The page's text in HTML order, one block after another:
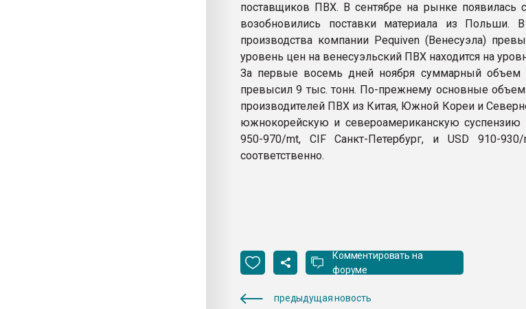
поставщиков ПВХ. В сентябре на рынке появилась
возобновились поставки материала из Польши.
производства компании Pequiven (Венесуэла)
уровень цен на венесуэльский ПВХ находится на
За первые восемь дней ноября суммарный объем
превысил 9 тыс. тонн. По-прежнему основные
производителей ПВХ из Китая, Южной Кореи и
южнокорейскую и североамериканскую суспензию
950-970/mt, CIF Санкт-Петербург, и USD 910-930/
соответственно.
Комментировать на
форуме
предыдущая новость